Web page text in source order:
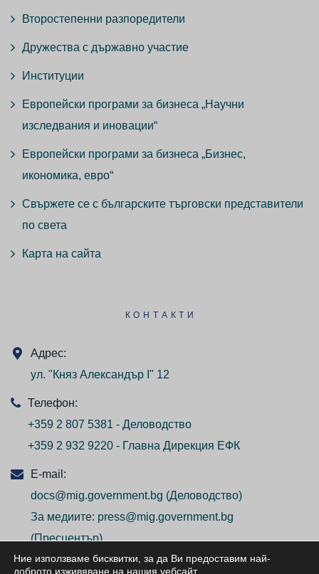
Второстепенни разпоредители
Дружества с държавно участие
Институции
Европейски програми за бизнеса „Научни
изследвания и иновации“
Европейски програми за бизнеса „Бизнес,
икономика, евро“
Свържете се с българските търговски представители
по света
Карта на сайта
КОНТАКТИ
Адрес:
ул. "Княз Александър I" 12
Телефон:
+359 2 807 5381 - Деловодство
+359 2 932 9220 - Главна Дирекция ЕФК
E-mail:
docs@mig.government.bg (Деловодство)
За медиите: press@mig.government.bg
(Пресцентър)
Ние използваме бисквитки, за да Ви предоставим най-
доброто изживяване на нашия уебсайт.